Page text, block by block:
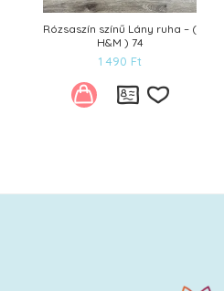
Rózsaszín színű Lány ruha – (
H&M ) 74
1 490 Ft